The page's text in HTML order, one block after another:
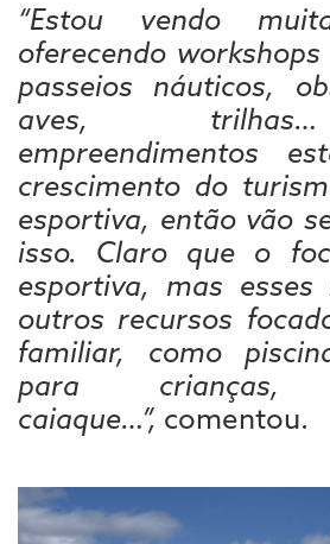
“Estou vendo
oferecendo
passeios náuticos,
aves,
empreendimentos
crescimento do
esportiva, então vão
isso. Claro que o
esportiva, mas
outros recursos
familiar, como
para crianças,
caiaque…”, comentou.